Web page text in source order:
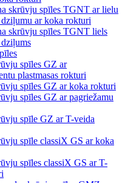
skrūvju spīles TGNT ar lielu
dziļumu ar koka rokturi
skrūvju spīles TGNT liels
dziļums
spīles GZ ar
plastmasas rokturi
spīles GZ ar koka rokturi
spīles GZ ar pagriežamu
spīle GZ ar T-veida
spīle classiX GS ar koka
spīles classiX GS ar T-